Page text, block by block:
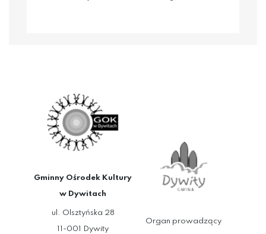
Gminny Ośrodek Kultury
w Dywitach
ul. Olsztyńska 28
11-001 Dywity
Organ prowadzący